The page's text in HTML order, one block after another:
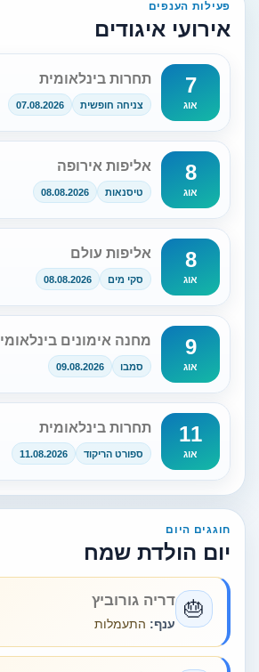
פעילות הענפים
אירועי איגודים
7
אוג
תחרות בינלאומית
צניחה חופשית 07.08.2026
8
אוג
אליפות אירופה
טיסנאות 08.08.2026
8
אוג
אליפות עולם
סקי מים 08.08.2026
9
אוג
מחנה אימונים בינלאומי
סמבו 09.08.2026
11
אוג
תחרות בינלאומית
ספורט הריקוד 11.08.2026
חוגגים היום
יום הולדת שמח
🎂 דריה גורוביץ
ענף: התעמלות